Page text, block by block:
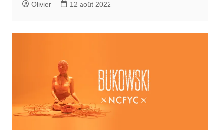
Olivier 12 août 2022